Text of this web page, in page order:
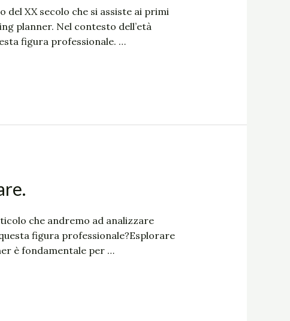
del XX secolo che si assiste ai primi
planner. Nel contesto dell’età
figura professionale. …
che andremo ad analizzare
figura professionale?Esplorare
è fondamentale per …